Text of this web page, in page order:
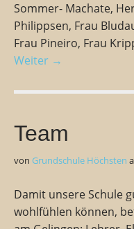
Sommer- Machate,
Philippsen, Frau
Frau Pineiro, Frau
Weiter →
Team
von Grundschule Höchsten
Damit unsere Schule
wohlfühlen können,